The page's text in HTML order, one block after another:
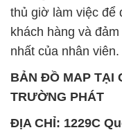
thủ giờ làm việc để
khách hàng và
nhất của nhân viên.
BẢN ĐỒ MAP TẠI
TRƯỜNG PHÁT
ĐỊA CHỈ: 1229C